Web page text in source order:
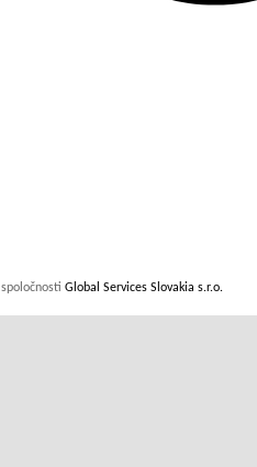
spoločnosti Global Services Slovakia s.r.o.